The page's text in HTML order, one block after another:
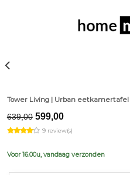
Tower Living | Urban eetkamertafel
639,00 Original
price
was:
599,00Current
is:
9 review(s)
Voor 16.00u, vandaag verzonden